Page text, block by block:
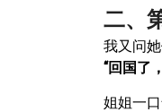
二、
我又问她
“回国了
姐姐一